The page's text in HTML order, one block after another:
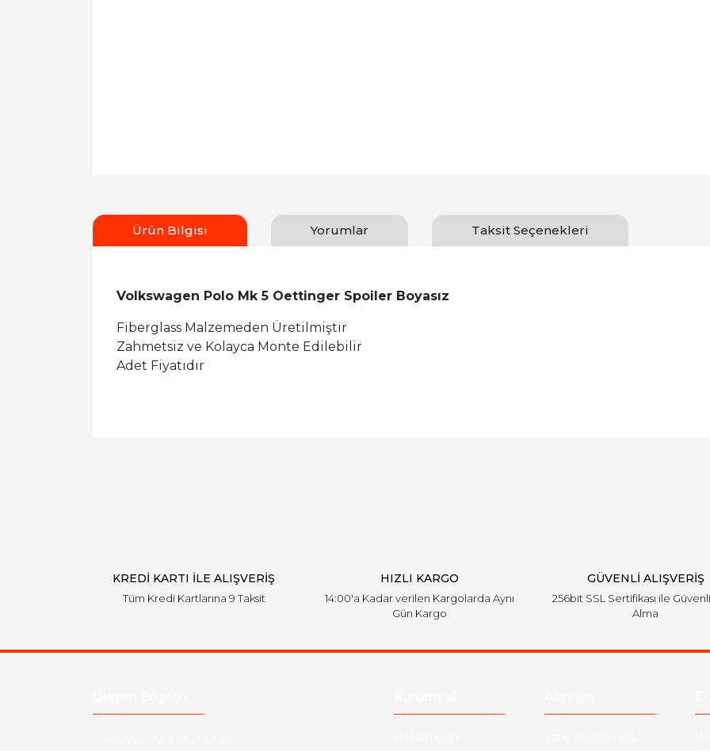
Ürün Bilgisi Yorumlar Taksit Seçenekleri
Volkswagen Polo Mk 5 Oettinger Spoiler Boyasız
Fiberglass Malzemeden Üretilmiştir
Zahmetsiz ve Kolayca Monte Edilebilir
Adet Fiyatıdır
KREDİ KARTI İLE ALIŞVERİŞ
Tüm Kredi Kartlarına 9 Taksit
HIZLI KARGO
14:00'a Kadar verilen Kargolarda Aynı
Gün Kargo
GÜVENLİ ALIŞVERİŞ
256bit SSL Sertifikası ile
Alma